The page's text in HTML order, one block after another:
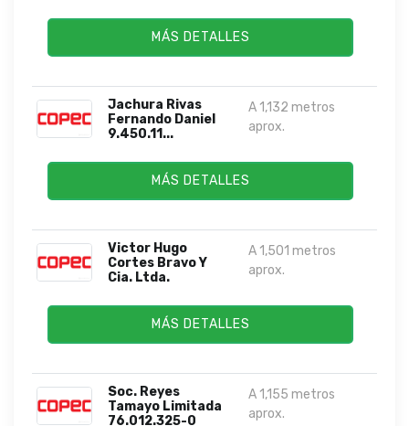
MÁS DETALLES
Jachura Rivas
Fernando Daniel
9.450.11...
A 1,132 metros
aprox.
MÁS DETALLES
Victor Hugo
Cortes Bravo Y
Cia. Ltda.
A 1,501 metros
aprox.
MÁS DETALLES
Soc. Reyes
Tamayo Limitada
76.012.325-0
A 1,155 metros
aprox.